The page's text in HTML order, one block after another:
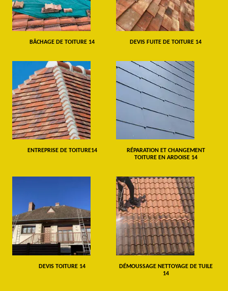
BÂCHAGE DE TOITURE 14 DEVIS FUITE DE TOITURE 14
ENTREPRISE DE TOITURE14
RÉPARATION ET CHANGEMENT
TOITURE EN ARDOISE 14
DEVIS TOITURE 14
DÉMOUSSAGE NETTOYAGE DE TUILE
14